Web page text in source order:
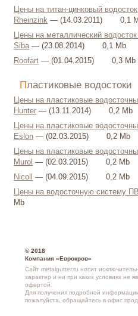
Цены на титан-цинковый водосток
Rheinzink — (14.03.2011)
0,1
Цены на металлический
Siba— (23.08.2014)
0,1 Mb
Roofart — (01.04.2015) 0,3 Mb
Пластиковые водостоки
Цены на пластиковые
Hunter — (13.11.2014)
0,2 Mb
Цены на пластиковые
Eslon — (02.03.2015)
0,2 Mb
Цены на пластиковые
Murol — (02.03.2015)
0,2 Mb
Nicoll
— (04.09.2015)
0,2 Mb
Цены на водосточную систему
Mb
© 2018
Компания «Еврокров»
Сайт metalgutter.ru носит
характер и ни при каких условиях не
офертой.
Для получения подробной
пожалуйста, обращайтесь в офис